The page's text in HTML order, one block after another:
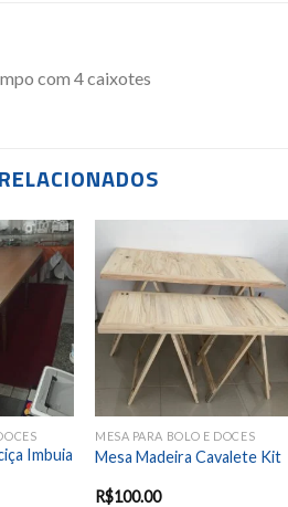
com 4 caixotes
Add to
wishlist
Imbuia
Add to
wishlist
MESA PARA BOLO E DOCES
Mesa Madeira Cavalete Kit
R$100.00